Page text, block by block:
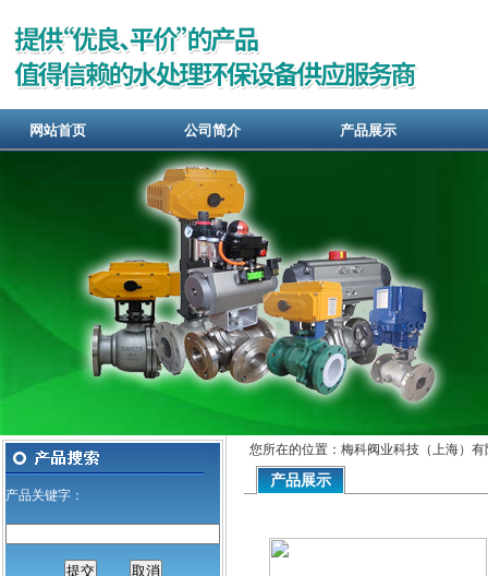
网站首页 公司简介 产品展示
产品关键字：
您所在的位置：梅科阀业科技（上海）
产品展示